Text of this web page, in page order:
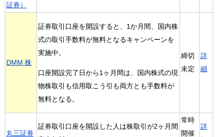
証券）
DMM 株
証券取引口座を開設すると、1か月間、国内株
式の取引手数料が無料となるキャンペーンを
実施中。
口座開設完了日から1ヶ月間は、国内株式の現
物株取引も信用取こう引も両方とも手数料が
無料となる。
締切
未定
詳
細
丸三証券
証券取引口座を開設した人は株取引が2ヶ月間
常時
開催
詳